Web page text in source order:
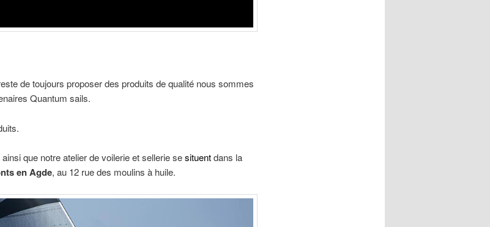
de toujours proposer des produits de qualité nous sommes
Quantum sails.
que notre atelier de voilerie et sellerie sesituentdans la
en Agde, au 12 rue des moulins à huile.